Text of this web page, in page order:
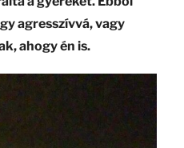
agresszívvá, vagy
ahogy én is.